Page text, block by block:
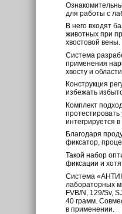
для работы с
В него входят
животных при
хвостовой вены.
Система
применения
хвосту и
Конструкция
избежать
Комплект
протестировать
интегрируется
Благодаря
фиксатор,
Такой набор
фиксации и
Система
лабораторных
FVB/N, 129/Sv,
40 грамм.
в применении.